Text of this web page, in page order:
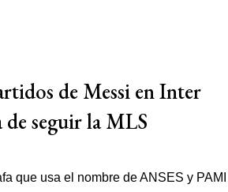
de Messi en Inter
seguir la MLS